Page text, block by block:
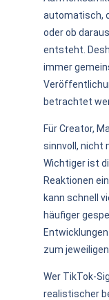
automatisch,
oder ob
entsteht.
immer
betrachtet
Für Creator,
sinnvoll, nicht
Wichtiger ist
Reaktionen
kann schnell
häufiger
zum
Wer TikTok-
realistischer